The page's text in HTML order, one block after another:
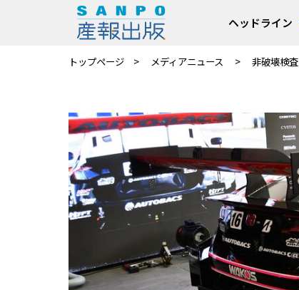
ヘッドライン
トップページ メディアニュース 非破壊検査